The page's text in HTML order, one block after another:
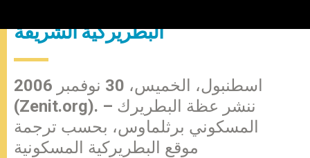
البطريركية الشريفة
اسطنبول، الخميس، 30 نوفمبر 2006
(Zenit.org). – ننشر عظة البطريرك
المسكوني برثلماوس، بحسب ترجمة
موقع البطريركية المسكونية